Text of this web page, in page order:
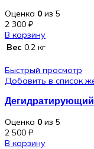
Оценка 0 из 5
2 300 ₽
В корзину
Вес 0.2 кг
Быстрый просмотр
Добавить в список
Дегидратирующий
Оценка 0 из 5
2 500 ₽
В корзину